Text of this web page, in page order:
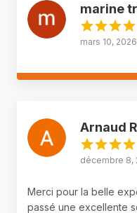
marine
mars 10, 2026
Arnaud
décembre 8,
Merci pour la belle
passé une excellente